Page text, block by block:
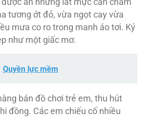
được ăn những lát mực cán chấm
tương ớt đỏ, vừa ngọt cay vừa
mưa co ro trong manh áo tơi. Ký
như một giấc mơ.
Quyền lực mềm
bán đồ chơi trẻ em, thu hút
đồng. Các em chiếu cố nhiều